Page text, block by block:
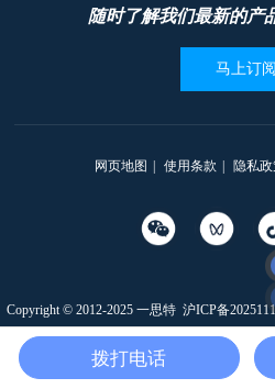
随时了解我们最新的产
马上订阅
网页地图 使用条款 隐私
Copyright © 2012-2025 一思特 沪ICP备
本网站支持
拨打电话